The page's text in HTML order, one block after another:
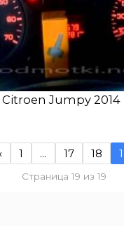
Jumpy 2014
1 … 17 18
Страница 19 из 19